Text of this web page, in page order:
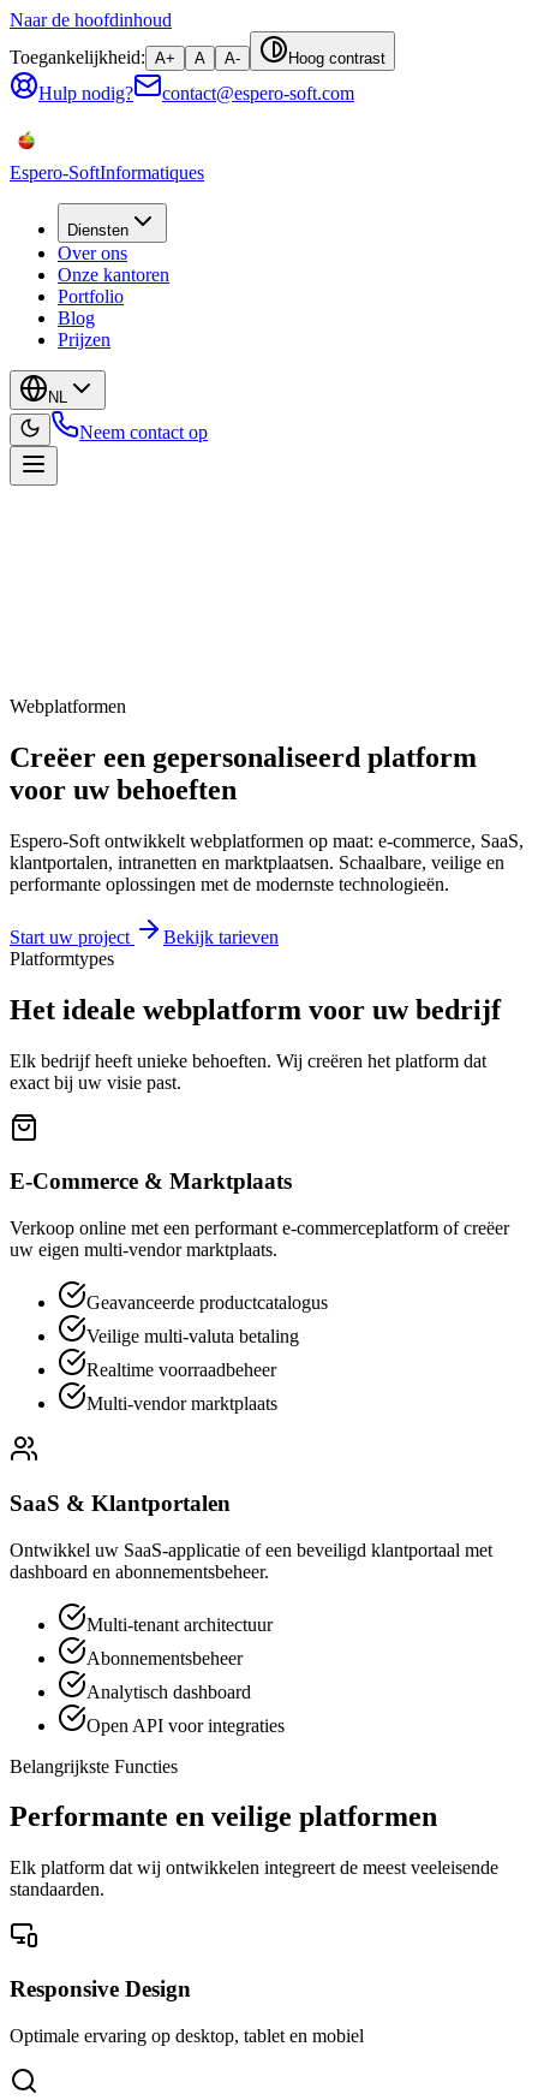
Naar de hoofdinhoud
Toegankelijkheid: A+ A A- Hoog contrast
Hulp nodig? contact@espero-soft.com
Espero-SoftInformatiques
Diensten
Over ons
Onze kantoren
Portfolio
Blog
Prijzen
NL
Neem contact op
Webplatformen
Creëer een gepersonaliseerd platform
voor uw behoeften
Espero-Soft ontwikkelt webplatformen op maat: e-commerce, SaaS,
klantportalen, intranetten en marktplaatsen. Schaalbare, veilige en
performante oplossingen met de modernste technologieën.
Start uw project
Bekijk tarieven
Platformtypes
Het ideale webplatform voor uw bedrijf
Elk bedrijf heeft unieke behoeften. Wij creëren het platform dat
exact bij uw visie past.
E-Commerce & Marktplaats
Verkoop online met een performant e-commerceplatform of creëer
uw eigen multi-vendor marktplaats.
Geavanceerde productcatalogus
Veilige multi-valuta betaling
Realtime voorraadbeheer
Multi-vendor marktplaats
SaaS & Klantportalen
Ontwikkel uw SaaS-applicatie of een beveiligd klantportaal met
dashboard en abonnementsbeheer.
Multi-tenant architectuur
Abonnementsbeheer
Analytisch dashboard
Open API voor integraties
Belangrijkste Functies
Performante en veilige platformen
Elk platform dat wij ontwikkelen integreert de meest veeleisende
standaarden.
Responsive Design
Optimale ervaring op desktop, tablet en mobiel